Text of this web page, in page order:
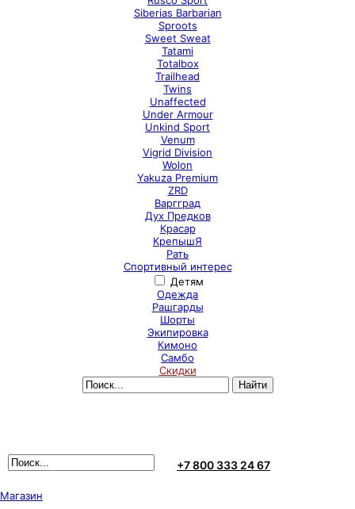
Siberias Barbarian
Sproots
Sweet Sweat
Tatami
Totalbox
Trailhead
Twins
Unaffected
Under Armour
Unkind Sport
Venum
Vigrid Division
Wolon
Yakuza Premium
ZRD
Варгград
Дух Предков
Красар
КрепышЯ
Рать
Спортивный интерес
Детям
Одежда
Рашгарды
Шорты
Экипировка
Кимоно
Самбо
Скидки
+7 800 333 24 67
Магазин